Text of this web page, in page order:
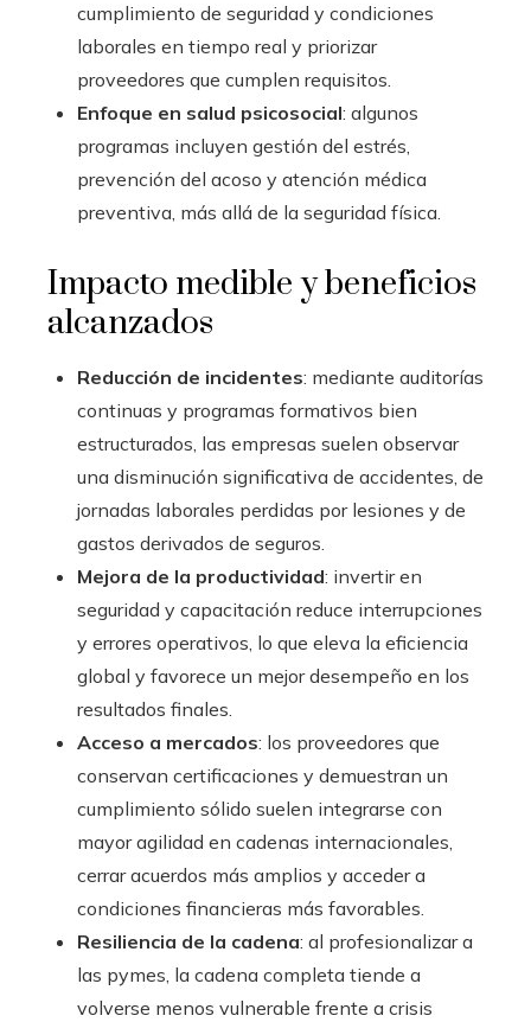
cumplimiento de seguridad y condiciones
laborales en tiempo real y priorizar
proveedores que cumplen requisitos.
Enfoque en salud psicosocial: algunos
programas incluyen gestión del estrés,
prevención del acoso y atención médica
preventiva, más allá de la seguridad física.
Impacto medible y beneficios
alcanzados
Reducción de incidentes: mediante auditorías
continuas y programas formativos bien
estructurados, las empresas suelen observar
una disminución significativa de accidentes, de
jornadas laborales perdidas por lesiones y de
gastos derivados de seguros.
Mejora de la productividad: invertir en
seguridad y capacitación reduce interrupciones
y errores operativos, lo que eleva la eficiencia
global y favorece un mejor desempeño en los
resultados finales.
Acceso a mercados: los proveedores que
conservan certificaciones y demuestran un
cumplimiento sólido suelen integrarse con
mayor agilidad en cadenas internacionales,
cerrar acuerdos más amplios y acceder a
condiciones financieras más favorables.
Resiliencia de la cadena: al profesionalizar a
las pymes, la cadena completa tiende a
volverse menos vulnerable frente a crisis